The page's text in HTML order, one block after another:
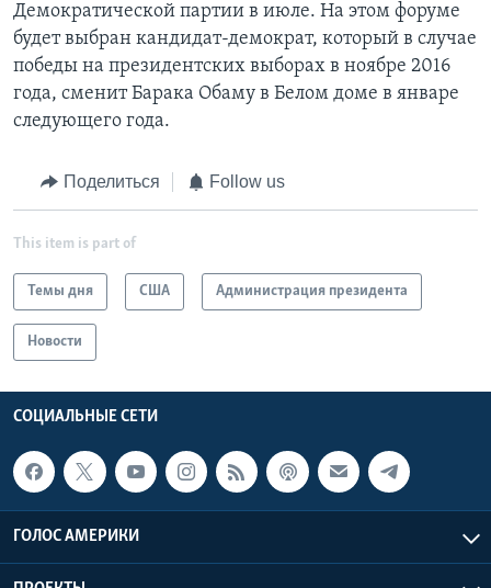
Демократической партии в июле. На этом форуме
будет выбран кандидат-демократ, который в случае
победы на президентских выборах в ноябре 2016
года, сменит Барака Обаму в Белом доме в январе
следующего года.
Поделиться Follow us
This item is part of
Темы дня США Администрация президента
Новости
СОЦИАЛЬНЫЕ СЕТИ
ГОЛОС АМЕРИКИ